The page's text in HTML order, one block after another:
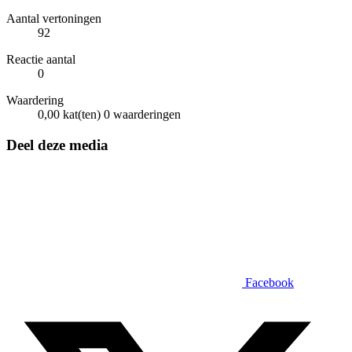
Aantal vertoningen
92
Reactie aantal
0
Waardering
0,00 kat(ten) 0 waarderingen
Deel deze media
Facebook